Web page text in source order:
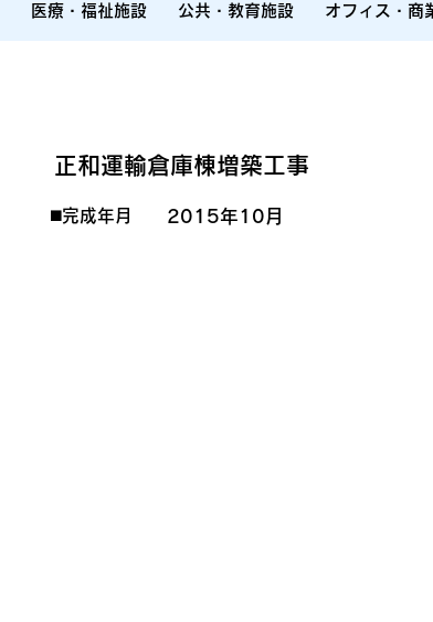
医療・福祉施設 公共・教育施設 オフィス・商
正和運輸倉庫棟増築工事
◼️完成年月 2015年10月